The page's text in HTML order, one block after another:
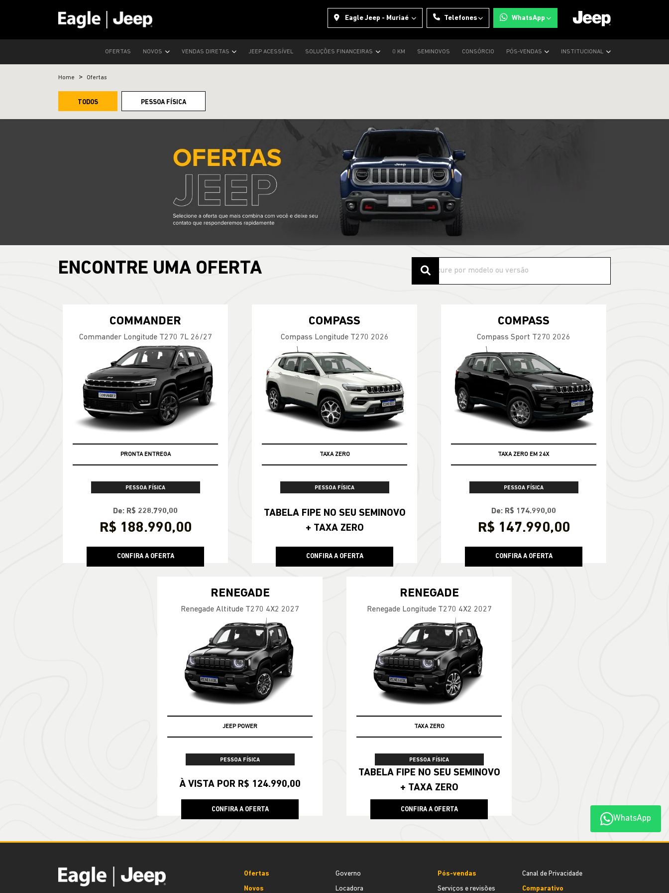
Eagle Jeep - Muriaé Telefones WhatsApp
OFERTAS NOVOS VENDAS DIRETAS JEEP ACESSÍVEL SOLUÇÕES FINANCEIRAS 0 KM SEMINOVOS CONSÓRCIO PÓS-VENDAS INSTITUCIONAL
Home Ofertas
TODOS PESSOA FÍSICA
ENCONTRE UMA OFERTA
COMMANDER
Commander Longitude T270 7L 26/27
PRONTA ENTREGA
PESSOA FÍSICA
De: R$ 228.790,00
R$ 188.990,00
CONFIRA A OFERTA
COMPASS
Compass Longitude T270 2026
TAXA ZERO
PESSOA FÍSICA
TABELA FIPE NO SEU SEMINOVO
+ TAXA ZERO
CONFIRA A OFERTA
COMPASS
Compass Sport T270 2026
TAXA ZERO EM 24X
PESSOA FÍSICA
De: R$ 174.990,00
R$ 147.990,00
CONFIRA A OFERTA
RENEGADE
Renegade Altitude T270 4X2 2027
JEEP POWER
PESSOA FÍSICA
À VISTA POR R$ 124.990,00
CONFIRA A OFERTA
RENEGADE
Renegade Longitude T270 4X2 2027
TAXA ZERO
PESSOA FÍSICA
TABELA FIPE NO SEU SEMINOVO
+ TAXA ZERO
CONFIRA A OFERTA
WhatsApp
Ofertas
Novos
Governo
Locadora
Pós-vendas
Serviços e revisões
Canal de Privacidade
Comparativo